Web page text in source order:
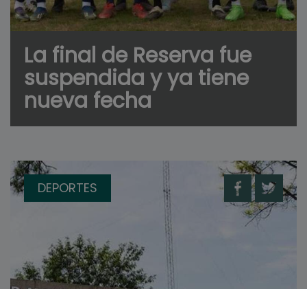
La final de Reserva fue
suspendida y ya tiene
nueva fecha
DEPORTES